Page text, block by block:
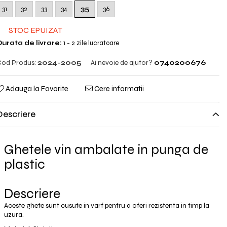
31 32 33 34 35 36
STOC EPUIZAT
de livrare: 1 - 2 zile lucratoare
Produs: 2024-2005 Ai nevoie de ajutor? 0740200676
Adauga la Favorite Cere informatii
Ghetele vin ambalate in punga de
plastic
Descriere
Aceste ghete sunt cusute in varf pentru a oferi rezistenta in timp la
uzura.